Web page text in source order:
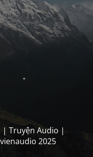
| Truyện Audio |
2025